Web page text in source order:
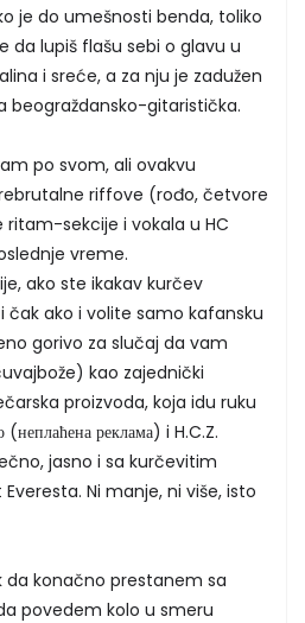
je do umešnosti benda, toliko
da lupiš flašu sebi o glavu u
i sreće, a za nju je zadužen
beograždansko-gitaristička.
po svom, ali ovakvu
riffove (rođo, četvore
sekcije i vokala u HC
vreme.
ako ste ikakav kurčev
čak ako i volite samo kafansku
gorivo za slučaj da vam
kao zajednički
proizvoda, koja idu ruku
реклама) i H.C.Z.
jasno i sa kurčevitim
Ni manje, ni više, isto
da konačno prestanem sa
povedem kolo u smeru